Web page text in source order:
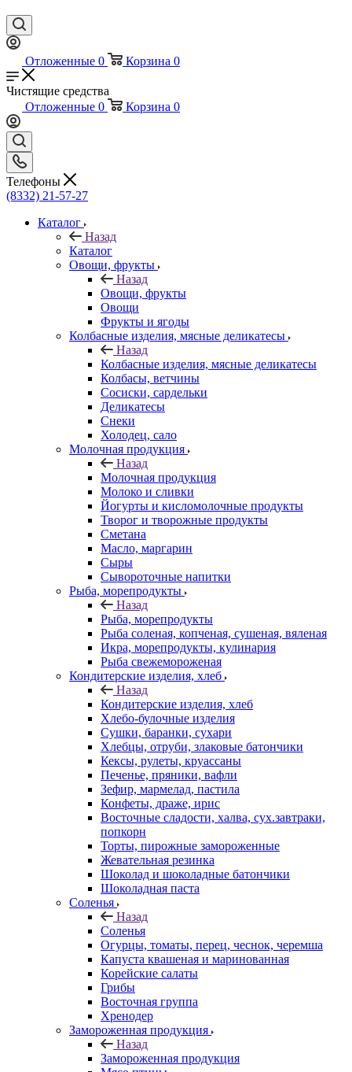
Отложенные 0 Корзина 0
Чистящие средства
Отложенные 0 Корзина 0
Телефоны
(8332) 21-57-27
Каталог
Назад
Каталог
Овощи, фрукты
Назад
Овощи, фрукты
Овощи
Фрукты и ягоды
Колбасные изделия, мясные деликатесы
Назад
Колбасные изделия, мясные деликатесы
Колбасы, ветчины
Сосиски, сардельки
Деликатесы
Снеки
Холодец, сало
Молочная продукция
Назад
Молочная продукция
Молоко и сливки
Йогурты и кисломолочные продукты
Творог и творожные продукты
Сметана
Масло, маргарин
Сыры
Сывороточные напитки
Рыба, морепродукты
Назад
Рыба, морепродукты
Рыба соленая, копченая, сушеная, вяленая
Икра, морепродукты, кулинария
Рыба свежемороженая
Кондитерские изделия, хлеб
Назад
Кондитерские изделия, хлеб
Хлебо-булочные изделия
Сушки, баранки, сухари
Хлебцы, отруби, злаковые батончики
Кексы, рулеты, круассаны
Печенье, пряники, вафли
Зефир, мармелад, пастила
Конфеты, драже, ирис
Восточные сладости, халва, сух.завтраки,
попкорн
Торты, пирожные замороженные
Жевательная резинка
Шоколад и шоколадные батончики
Шоколадная паста
Соленья
Назад
Соленья
Огурцы, томаты, перец, чеснок, черемша
Капуста квашеная и маринованная
Корейские салаты
Грибы
Восточная группа
Хренодер
Замороженная продукция
Назад
Замороженная продукция